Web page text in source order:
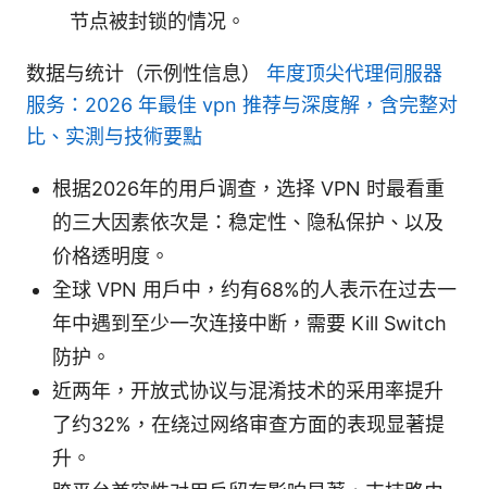
节点被封锁的情况。
数据与统计（示例性信息） 年度顶尖代理伺服器
服务：2026 年最佳 vpn 推荐与深度解，含完整对
比、实測与技術要點
根据2026年的用户调查，选择 VPN 时最看重
的三大因素依次是：稳定性、隐私保护、以及
价格透明度。
全球 VPN 用户中，约有68%的人表示在过去一
年中遇到至少一次连接中断，需要 Kill Switch
防护。
近两年，开放式协议与混淆技术的采用率提升
了约32%，在绕过网络审查方面的表现显著提
升。